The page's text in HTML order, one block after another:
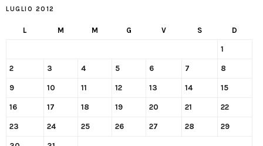
LUGLIO 2012
L M M G V S D
1
2 3 4 5 6 7 8
9 10 11 12 13 14 15
16 17 18 19 20 21 22
23 24 25 26 27 28 29